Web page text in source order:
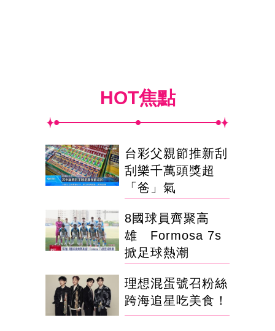
HOT焦點
台彩父親節推新刮
刮樂千萬頭獎超
「爸」氣
8國球員齊聚高
雄 Formosa 7s
掀足球熱潮
理想混蛋號召粉絲
跨海追星吃美食！